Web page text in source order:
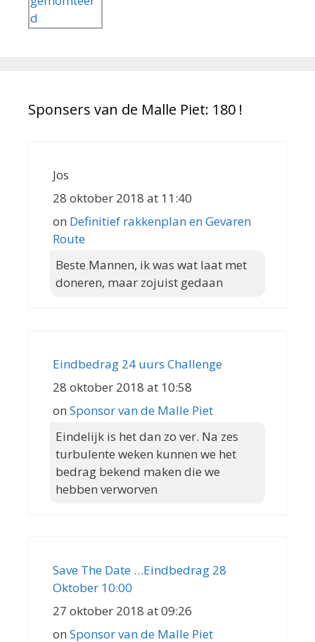
Sponsers van de Malle Piet: 180 !
Jos
28 oktober 2018 at 11:40
on Definitief rakkenplan en Gevaren
Route
Beste Mannen, ik was wat laat met
doneren, maar zojuist gedaan
Eindbedrag 24 uurs Challenge
28 oktober 2018 at 10:58
on Sponsor van de Malle Piet
Eindelijk is het dan zo ver. Na zes
turbulente weken kunnen we het
bedrag bekend maken die we
hebben verworven
Save The Date …Eindbedrag 28
Oktober 10:00
27 oktober 2018 at 09:26
on Sponsor van de Malle Piet